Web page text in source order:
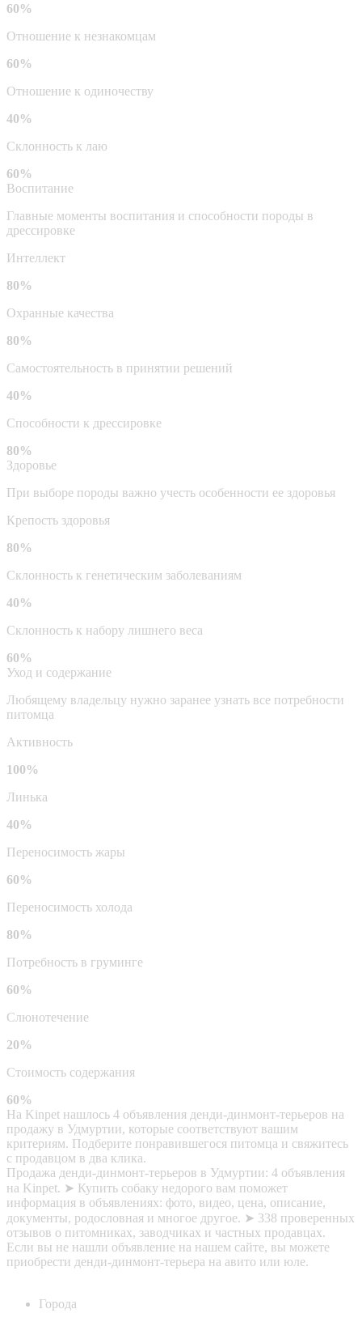
60%
Отношение к незнакомцам
60%
Отношение к одиночеству
40%
Склонность к лаю
60%
Воспитание
Главные моменты воспитания и способности породы в
дрессировке
Интеллект
80%
Охранные качества
80%
Самостоятельность в принятии решений
40%
Способности к дрессировке
80%
Здоровье
При выборе породы важно учесть особенности ее здоровья
Крепость здоровья
80%
Склонность к генетическим заболеваниям
40%
Склонность к набору лишнего веса
60%
Уход и содержание
Любящему владельцу нужно заранее узнать все потребности
питомца
Активность
100%
Линька
40%
Переносимость жары
60%
Переносимость холода
80%
Потребность в груминге
60%
Слюнотечение
20%
Стоимость содержания
60%
На Kinpet нашлось 4 объявления денди-динмонт-терьеров на
продажу в Удмуртии, которые соответствуют вашим
критериям. Подберите понравившегося питомца и свяжитесь
с продавцом в два клика.
Продажа денди-динмонт-терьеров в Удмуртии: 4 объявления
на Kinpet. ➤ Купить собаку недорого вам поможет
информация в объявлениях: фото, видео, цена, описание,
документы, родословная и многое другое. ➤ 338 проверенных
отзывов о питомниках, заводчиках и частных продавцах.
Если вы не нашли объявление на нашем сайте, вы можете
приобрести денди-динмонт-терьера на авито или юле.
Города